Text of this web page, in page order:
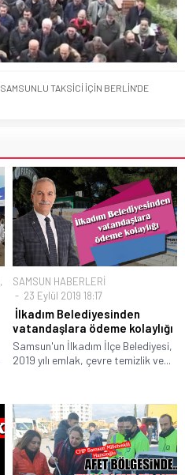
SAMSUNLU TAKSİCİ İÇİN BERLİN'DE
,
SAMSUN HABERLERİ
23 Eylül 2019 18:17
İlkadım Belediyesinden
vatandaşlara ödeme kolaylığı
Samsun'un İlkadım İlçe Belediyesi,
2019 yılı emlak, çevre temizlik ve...